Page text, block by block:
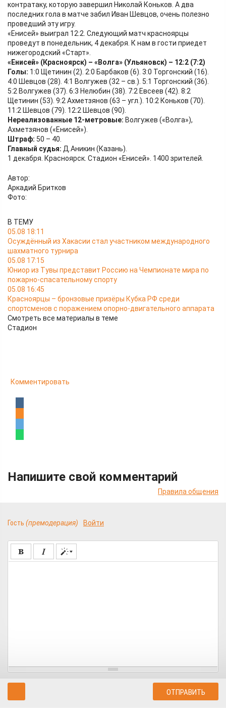
контратаку, которую завершил Николай Коньков. А два
последних гола в матче забил Иван Шевцов, очень полезно
проведший эту игру.
«Енисей» выиграл 12:2. Следующий матч красноярцы
проведут в понедельник, 4 декабря. К нам в гости приедет
нижегородский «Старт».
«Енисей» (Красноярск) – «Волга» (Ульяновск) – 12:2 (7:2)
Голы: 1:0 Щетинин (2). 2:0 Барбаков (6). 3:0 Торгонский (16).
4:0 Шевцов (28). 4:1 Волгужев (32 – св.). 5:1 Торгонский (36).
5:2 Волгужев (37). 6:3 Нелюбин (38). 7:2 Евсеев (42). 8:2
Щетинин (53). 9:2 Ахметзянов (63 – угл.). 10:2 Коньков (70).
11:2 Шевцов (79). 12:2 Шевцов (90).
Нереализованные 12-метровые: Волгужев («Волга»),
Ахметзянов («Енисей»).
Штраф: 50 – 40.
Главный судья: Д.Аникин (Казань).
1 декабря. Красноярск. Стадион «Енисей». 1400 зрителей.
Автор:
Аркадий Бритков
Фото:
В ТЕМУ
05.08 18:11
Осуждённый из Хакасии стал участником международного
шахматного турнира
05.08 17:15
Юниор из Тувы представит Россию на Чемпионате мира по
пожарно-спасательному спорту
05.08 16:45
Красноярцы – бронзовые призёры Кубка РФ среди
спортсменов с поражением опорно-двигательного аппарата
Смотреть все материалы в теме
Стадион
Комментировать
Напишите свой комментарий
Правила общения
Гость (премодерация) Войти